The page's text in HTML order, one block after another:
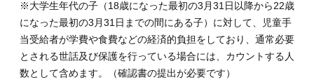
※大学生年代の子（18歳になった最初の3月31日以降から22歳
になった最初の3月31日までの間にある子）に対して、
児童手
当受給者が学費や食費などの経済的負担をしており、通常必要
とされる世話及び保護を行っている場合には、カウントする人
数として含めます。（確認書の提出が必要です）